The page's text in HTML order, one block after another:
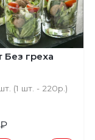
Без греха
(1 шт. - 220р.)